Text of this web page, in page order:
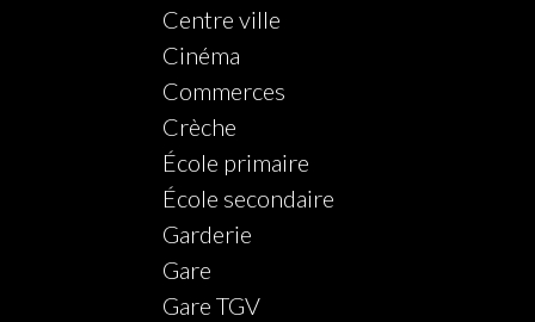
Centre ville
Cinéma
Commerces
Crèche
École primaire
École secondaire
Garderie
Gare
Gare TGV